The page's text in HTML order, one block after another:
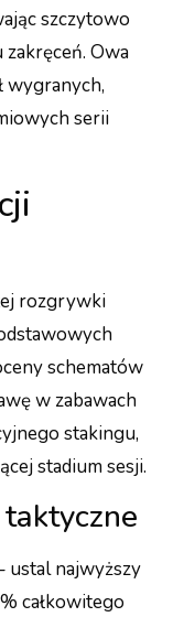
szczytowo
Owa
wygranych,
serii
rozgrywki
schematów
w zabawach
stakingu,
stadium sesji.
ustal najwyższy
całkowitego